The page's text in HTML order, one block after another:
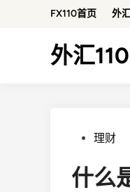
FX110首页 外
外汇110
Posted理财
什么